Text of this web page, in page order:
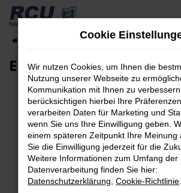
Zum
Hauptinhalt
springen
EU-Fahrzeuge am Lager
EU-Neuwagen für
Fehler: Network Error
Beim Laden ist ein Fehler
Hier sind ein paar Tipps, die dir
Überprüfe deine Firewall und
Cookie
Wir nutzen Cookies, um Ihnen die
Nutzung unserer Webseite zu
Kommunikation mit Ihnen zu
berücksichtigen hierbei Ihre
verarbeiten Daten für Marketing und
wenn Sie uns Ihre Einwilligung geben.
einem späteren Zeitpunkt Ihre Meinung
Sie die Einwilligung jederzeit für die
Weitere Informationen zum Umfang der
Datenverarbeitung finden Sie hier:
Datenschutzerklärung Cookie-Richtlinie